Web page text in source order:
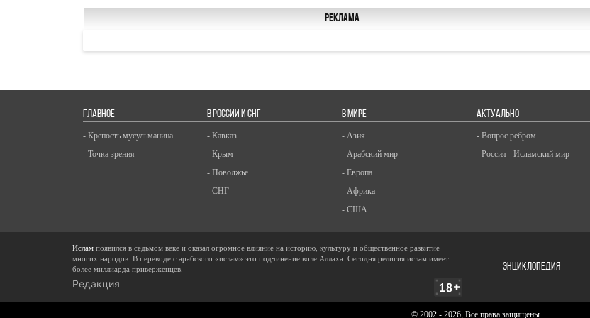
Реклама
ГЛАВНОЕ
- Крепость мусульманина
- Точка зрения
В РОССИИ И СНГ
- Кавказ
- Крым
- Поволжье
- СНГ
В МИРЕ
- Азия
- Арабский мир
- Европа
- Африка
- США
АКТУАЛЬНО
- Вопрос ребром
- Россия - Исламский мир
Ислам появился в седьмом веке и оказал огромное влияние на историю, культуру и общественное развитие
многих народов. В переводе с арабского «ислам» это подчинение воле Аллаха. Сегодня религия ислам имеет
более миллиарда приверженцев.
Редакция
ЭНЦИКЛОПЕДИЯ
© 2002 - 2026, Все права защищены.